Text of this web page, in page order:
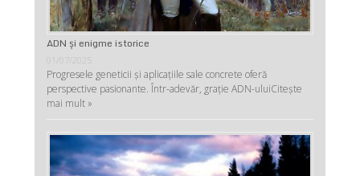
ADN şi enigme istorice
01/07/2025
Progresele geneticii şi aplicaţiile sale concrete oferă
perspective pasionante. Într-adevăr, graţie ADN-uluiCitește
mai mult »